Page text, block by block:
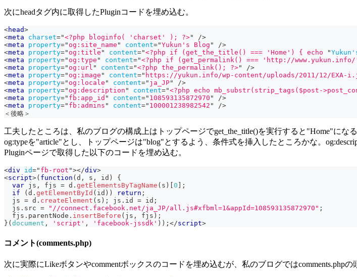
次にheadタグ内に取得したPluginコードを埋め込む。
<head>
<meta charset="<?php bloginfo( 'charset' ); ?>"
/>
<meta property=" og:site_name " content="Yukun's Blog "
/>
<meta property=" og:title " content="<?php if (get_the_title() === 'Home') { echo "
<meta property=" og:type " content="<?php if (get_permalink() === 'http://
<meta property=" og:url " content="<?php the_permalink(); ?>"
/>
<meta property=" og:image " content=" https://yukun.info/wp-content/uploads/2011/12/EXA-
<meta property=" og:locale " content=" ja_JP"
/>
<meta property=" og:description " content="<?php echo mb_substr(strip_tags($post-
<meta property=" fb:app_id " content=" 108593135872970 "
/>
<meta property=" fb:admins " content=" 100001238982542 "
/>
＜後略＞
工夫したところは、私のブログの構成上はトップページでget_the_title()を実行すると"Home"に
og:typeを"article"とし、トップページは"blog"とするよう、条件式を挿入したところかな。
Pluginページで取得した以下のコードを埋め込む。
<div id=" fb-root "></div>
<script>( function ( d , s , id )
{
var js , fjs = d . getElementsByTagName ( s ) 0
;
if
( d . getElementById ( id ) ) return ;
  js
= d . createElement ( s ) ; js . id = id ;
  js
. src = "//connect.facebook.net/ja_JP/all.js#xfbml=1&appId=108593135872970" ;
  fjs
. parentNode . insertBefore ( js , fjs ) ;
} ( document , 'script' , 'facebook-jssdk' ) ) ; </script>
コメント(comments.php)
次に実際にLikeボタンやcommentボックスのコードを埋め込むが、私のブログではcomments.php